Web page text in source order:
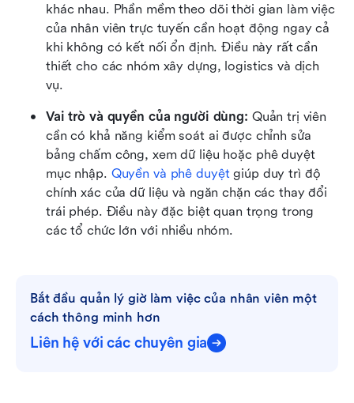
khác nhau. Phần mềm theo dõi thời gian làm việc
của nhân viên trực tuyến cần hoạt động ngay cả
khi không có kết nối ổn định. Điều này rất cần
thiết cho các nhóm xây dựng, logistics và dịch
vụ.
Vai trò và quyền của người dùng: Quản trị viên
cần có khả năng kiểm soát ai được chỉnh sửa
bảng chấm công, xem dữ liệu hoặc phê duyệt
mục nhập. Quyền và phê duyệt giúp duy trì độ
chính xác của dữ liệu và ngăn chặn các thay đổi
trái phép. Điều này đặc biệt quan trọng trong
các tổ chức lớn với nhiều nhóm.
Bắt đầu quản lý giờ làm việc của nhân viên một
cách thông minh hơn
Liên hệ với các chuyên gia